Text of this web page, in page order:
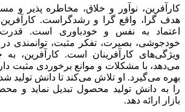
کارآفرین، نوآور و خلاق، مخاطره پذیر و
هدف گرا، واقع گرا و رشدگراست. کارآفرین
اعتماد به نفس و خودباوری است. قدرت
خودجوشی، بصیرت، تفکر مثبت، توانمندی در
ویژگی‌های کارآفرینان است. کارآفرین،
می‌دهد، با مشکلات و موانع برخوردی مثبت
بهره می‌گیرد. او تلاش می‌کند تا دانش تولید
را به دانش تولید محصول تبدیل نماید و
بازار ارائه دهد.